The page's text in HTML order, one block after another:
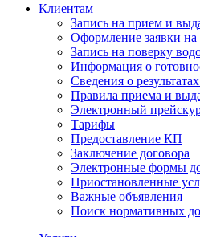
Клиентам
Запись на прием и
Оформление заявки
Запись на поверку
Информация о
Сведения о
Правила приема и
Электронный
Тарифы
Предоставление КП
Заключение договора
Электронные формы
Приостановленные
Важные объявления
Поиск нормативных